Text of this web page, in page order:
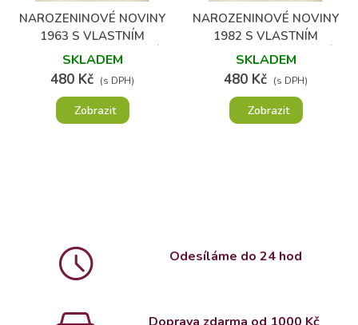
NAROZENINOVÉ NOVINY
1963 S VLASTNÍM
TEXTEM A FOTOGRAFIÍ
SKLADEM
480 Kč (s DPH)
Zobrazit
NAROZENINOVÉ NOVINY
1982 S VLASTNÍM
TEXTEM A FOTOGRAFIÍ
SKLADEM
480 Kč (s DPH)
Zobrazit
Odesíláme do 24 hod
Doprava zdarma od 1000 Kč